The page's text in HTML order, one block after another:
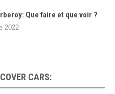
Que faire et que voir ?
2022
CARS: